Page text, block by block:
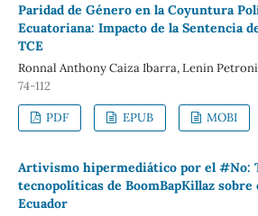
Paridad de Género en la Coyuntura
Ecuatoriana: Impacto de la Sentencia
TCE
Ronnal Anthony Caiza Ibarra, Lenin
74-112
PDF EPUB MOBI
Artivismo hipermediático por el #No:
tecnopolíticas de BoomBapKillaz
Ecuador